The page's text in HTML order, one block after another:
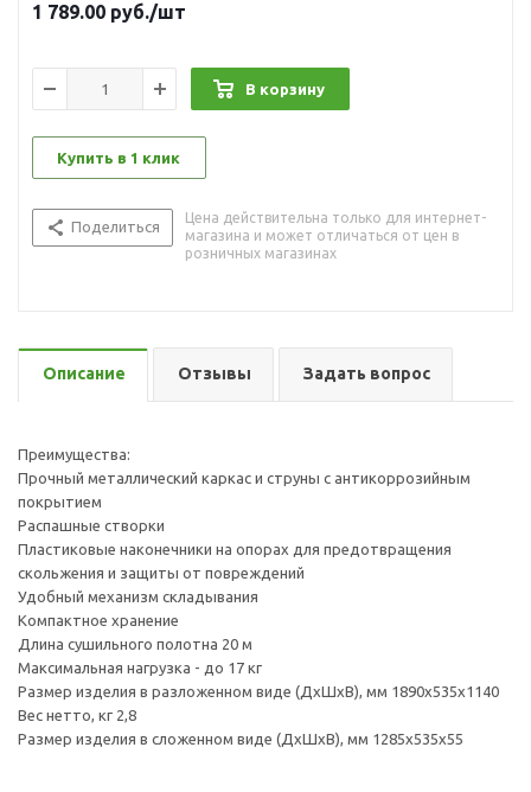
1 789.00 руб./шт
В корзину
Купить в 1 клик
Поделиться
Цена действительна только для интернет-
магазина и может отличаться от цен в
розничных магазинах
Описание Отзывы Задать вопрос
Преимущества:
Прочный металлический каркас и струны с антикоррозийным
покрытием
Распашные створки
Пластиковые наконечники на опорах для предотвращения
скольжения и защиты от повреждений
Удобный механизм складывания
Компактное хранение
Длина сушильного полотна 20 м
Максимальная нагрузка - до 17 кг
Размер изделия в разложенном виде (ДхШхВ), мм 1890х535х1140
Вес нетто, кг 2,8
Размер изделия в сложенном виде (ДхШхВ), мм 1285х535х55